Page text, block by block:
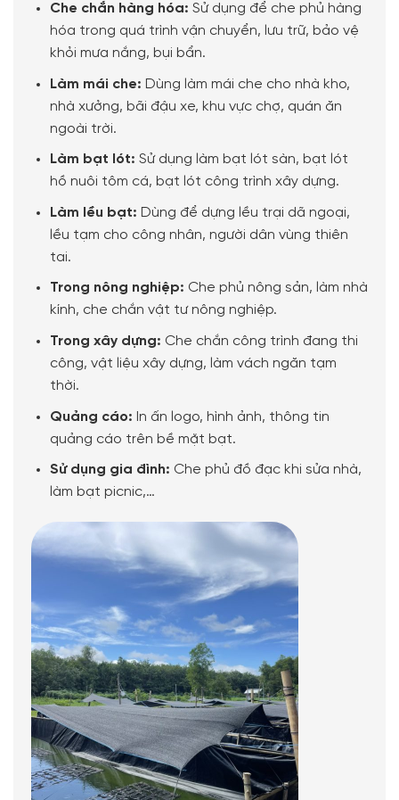
Che chắn hàng hóa: Sử dụng để che phủ hàng
hóa trong quá trình vận chuyển, lưu trữ, bảo vệ
khỏi mưa nắng, bụi bẩn.
Làm mái che: Dùng làm mái che cho nhà kho,
nhà xưởng, bãi đậu xe, khu vực chợ, quán ăn
ngoài trời.
Làm bạt lót: Sử dụng làm bạt lót sàn, bạt lót
hồ nuôi tôm cá, bạt lót công trình xây dựng.
Làm lều bạt: Dùng để dựng lều trại dã ngoại,
lều tạm cho công nhân, người dân vùng thiên
tai.
Trong nông nghiệp: Che phủ nông sản, làm nhà
kính, che chắn vật tư nông nghiệp.
Trong xây dựng: Che chắn công trình đang thi
công, vật liệu xây dựng, làm vách ngăn tạm
thời.
Quảng cáo: In ấn logo, hình ảnh, thông tin
quảng cáo trên bề mặt bạt.
Sử dụng gia đình: Che phủ đồ đạc khi sửa nhà,
làm bạt picnic,…